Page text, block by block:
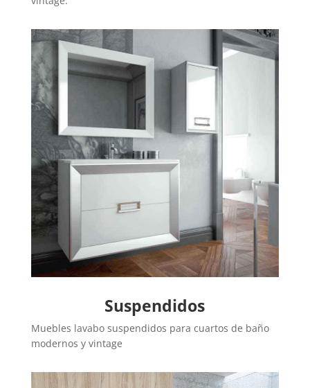
Suspendidos
Muebles lavabo suspendidos para cuartos de baño
modernos y vintage